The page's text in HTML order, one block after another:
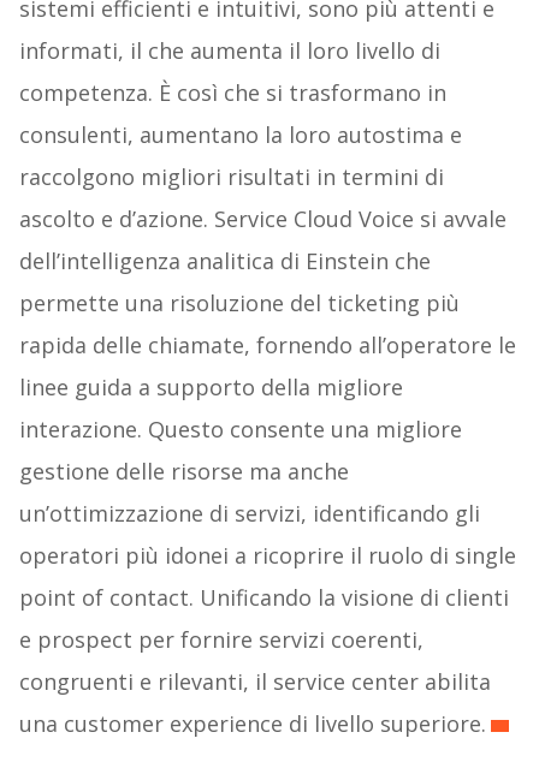
sistemi efficienti e intuitivi, sono più attenti e
informati, il che aumenta il loro livello di
competenza. È così che si trasformano in
consulenti, aumentano la loro autostima e
raccolgono migliori risultati in termini di
ascolto e d’azione. Service Cloud Voice si avvale
dell’intelligenza analitica di Einstein che
permette una risoluzione del ticketing più
rapida delle chiamate, fornendo all’operatore le
linee guida a supporto della migliore
interazione. Questo consente una migliore
gestione delle risorse ma anche
un’ottimizzazione di servizi, identificando gli
operatori più idonei a ricoprire il ruolo di single
point of contact. Unificando la visione di clienti
e prospect per fornire servizi coerenti,
congruenti e rilevanti, il service center abilita
una customer experience di livello superiore.